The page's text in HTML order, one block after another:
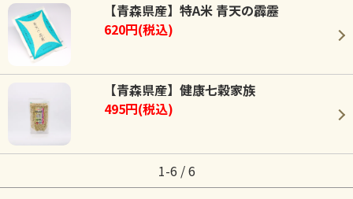
【青森県産】特A米 青天の霹靂
620円(税込)
【青森県産】健康七穀家族
495円(税込)
1-6 / 6